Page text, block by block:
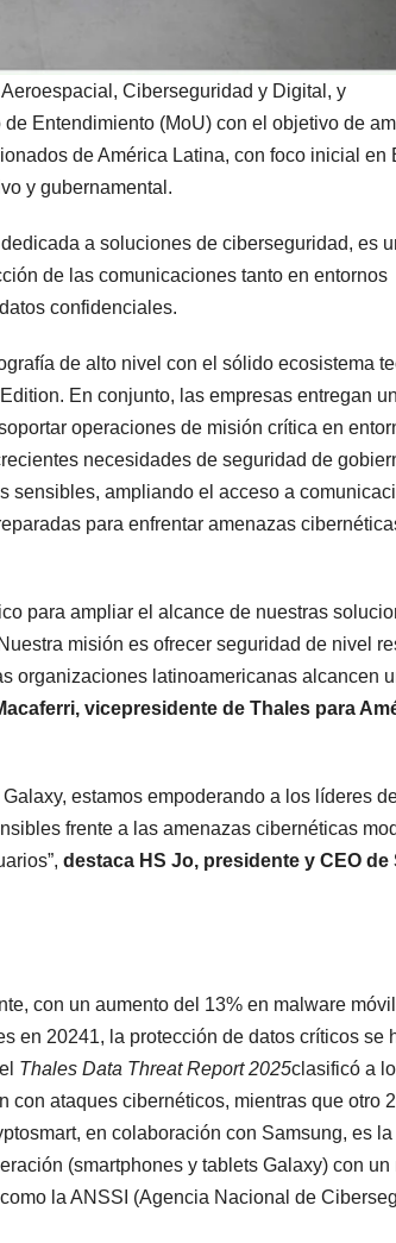
Ciberseguridad y Digital, y
Entendimiento (MoU) con el objetivo de
de América Latina, con foco inicial en
y gubernamental.
a soluciones de ciberseguridad, es
de las comunicaciones tanto en entornos
confidenciales.
de alto nivel con el sólido ecosistema
En conjunto, las empresas entregan
operaciones de misión crítica en
necesidades de seguridad de
sensibles, ampliando el acceso a
para enfrentar amenazas
para ampliar el alcance de nuestras
misión es ofrecer seguridad de nivel
organizaciones latinoamericanas alcancen
vicepresidente de Thales para
estamos empoderando a los líderes
frente a las amenazas cibernéticas
destaca HS Jo, presidente y CEO de
con un aumento del 13% en malware móvil
en 20241, la protección de datos críticos se
Thales Data Threat Report 2025clasificó a
ataques cibernéticos, mientras que otro
en colaboración con Samsung, es
(smartphones y tablets Galaxy) con un
la ANSSI (Agencia Nacional de